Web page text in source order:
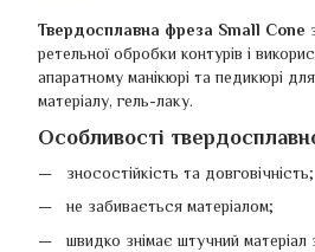
Твердосплавна фреза Small Cone
ретельної обробки контурів і
апаратному манікюрі та педикюрі
матеріалу, гель-лаку.
Особливості
зносостійкість та довговічність;
не забивається матеріалом;
швидко знімає штучний матеріал